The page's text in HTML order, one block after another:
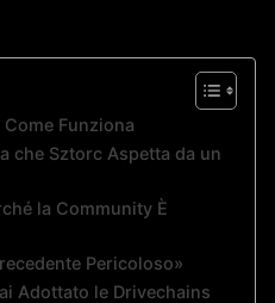
Come Funziona
che Sztorc Aspetta da un
la Community È
Pericoloso»
Adottato le Drivechains